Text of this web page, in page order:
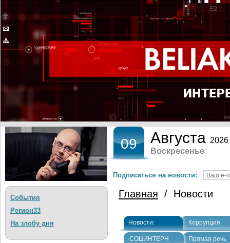
Подписаться на новости:
События
Регион33
На злобу дня
09 Августа 2026
Воскресенье
Главная / Новости
Новости: Коррупция
СОЦИНТЕРН Прямая речь